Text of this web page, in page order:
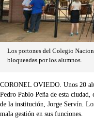
Los portones del Colegio
bloqueadas por los alumnos.
CORONEL OVIEDO. Unos 20
Pedro Pablo Peña de esta
de la institución, Jorge Servín.
mala gestión en sus funciones.